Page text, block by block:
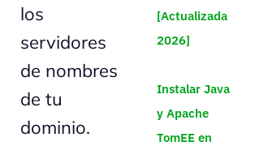
los
servidores
de nombres
de tu
dominio.
[Actualizada
2026]
Instalar Java
y Apache
TomEE en